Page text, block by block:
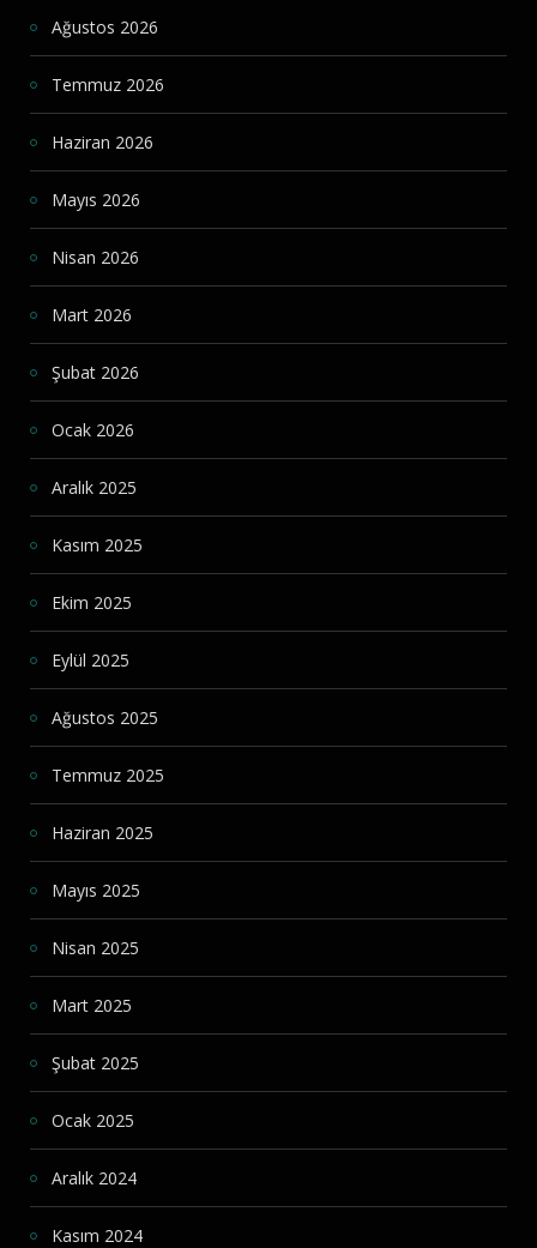
Ağustos 2026
Temmuz 2026
Haziran 2026
Mayıs 2026
Nisan 2026
Mart 2026
Şubat 2026
Ocak 2026
Aralık 2025
Kasım 2025
Ekim 2025
Eylül 2025
Ağustos 2025
Temmuz 2025
Haziran 2025
Mayıs 2025
Nisan 2025
Mart 2025
Şubat 2025
Ocak 2025
Aralık 2024
Kasım 2024